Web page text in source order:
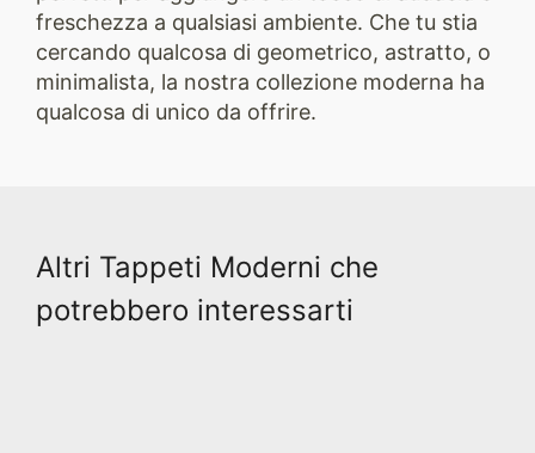
freschezza a qualsiasi ambiente. Che tu stia
cercando qualcosa di geometrico, astratto, o
minimalista, la nostra collezione moderna ha
qualcosa di unico da offrire.
Altri Tappeti Moderni che
potrebbero interessarti